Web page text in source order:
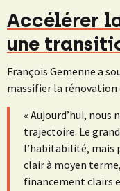
Accélérer
une
François Gemenne a
massifier la rénovation
« Aujourd’hui, nous
trajectoire. Le
l’habitabilité, mais
clair à moyen
financement clairs